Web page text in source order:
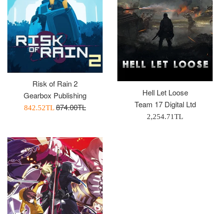
Risk of Rain 2
Gearbox Publishing
İndirimli
842.52TLNormal
874.00TL
Hell Let Loose
Team 17 Digital Ltd
Normal
2,254.71TL